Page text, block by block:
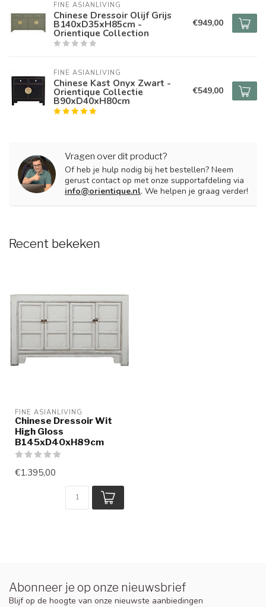
FINE ASIANLIVING
Chinese Dressoir Olijf Grijs
B140xD35xH85cm -
Orientique Collection
€949,00
FINE ASIANLIVING
Chinese Kast Onyx Zwart -
Orientique Collectie
B90xD40xH80cm
€549,00
Vragen over dit product?
Of heb je hulp nodig bij het bestellen? Neem
gerust contact op met onze supportafdeling via
info@orientique.nl. We helpen je graag verder!
Recent bekeken
FINE ASIANLIVING
Chinese Dressoir Wit
High Gloss
B145xD40xH89cm
€1.395,00
Abonneer je op onze nieuwsbrief
Blijf op de hoogte van onze nieuwste aanbiedingen